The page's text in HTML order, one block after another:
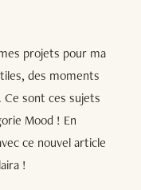
projets pour ma
des moments
sont ces sujets
Mood ! En
ce nouvel article
!